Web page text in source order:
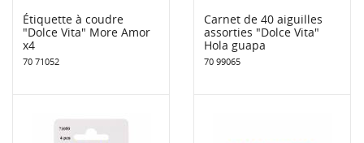
Étiquette à coudre
"Dolce Vita" More Amor
x4
70 71052
Carnet de 40 aiguilles
assorties "Dolce Vita"
Hola guapa
70 99065